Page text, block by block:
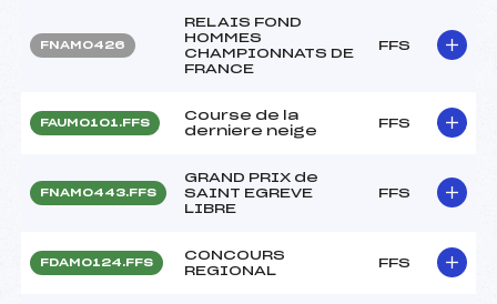
FNAM0426
RELAIS FOND
HOMMES
CHAMPIONNATS DE
FRANCE
FFS
FAUM0101.FFS
Course de la
derniere neige
FFS
FNAM0443.FFS
GRAND PRIX de
SAINT EGREVE
LIBRE
FFS
FDAM0124.FFS
CONCOURS
REGIONAL
FFS